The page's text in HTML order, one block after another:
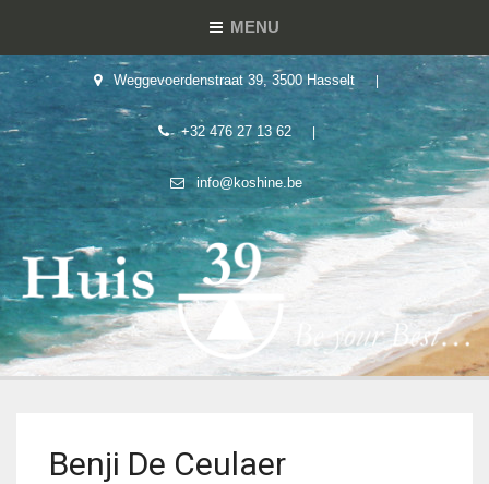
Weggevoerdenstraat 39, 3500 Hasselt
+32 476 27 13 62
info@koshine.be
MENU
Benji De Ceulaer